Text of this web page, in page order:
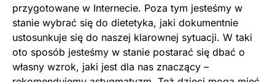
przygotowane w Internecie. Poza tym jesteśmy w
stanie wybrać się do dietetyka, jaki dokumentnie
ustosunkuje się do naszej klarownej sytuacji. W taki
oto sposób jesteśmy w stanie postarać się dbać o
własny wzrok, jaki jest dla nas znaczący –